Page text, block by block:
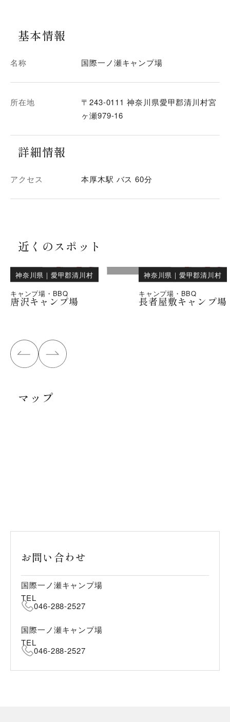
基本情報
名称 国際一ノ瀬キャンプ場
所在地
〒243-0111 神奈川県愛甲郡清川村宮
ヶ瀬979-16
詳細情報
アクセス 本厚木駅 バス 60分
近くのスポット
神奈川県 ｜ 愛甲郡清川村
キャンプ場・BBQ
唐沢キャンプ場
神奈川県 ｜ 愛甲郡清川村
キャンプ場・BBQ
長者屋敷キャンプ場
マップ
お問い合わせ
国際一ノ瀬キャンプ場
TEL
046-288-2527
国際一ノ瀬キャンプ場
TEL
046-288-2527